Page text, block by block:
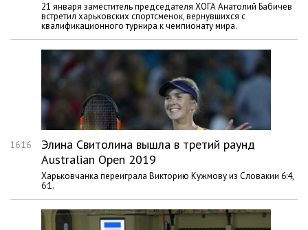
21 января заместитель председателя ХОГА Анатолий Бабичев
встретил харьковских спортсменок, вернувшихся с
квалификационного турнира к чемпионату мира.
16:16
Элина Свитолина вышла в третий раунд
Australian Open 2019
Харьковчанка переиграла Викторию Кужмову из Словакии 6:4,
6:1.